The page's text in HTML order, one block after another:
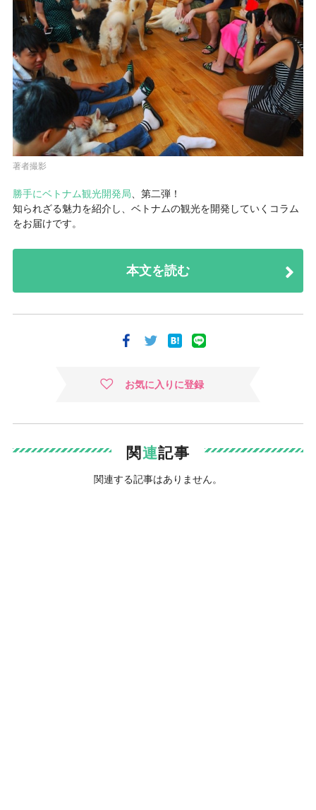
著者撮影
勝手にベトナム観光開発局 、第二弾！
知られざる魅力を紹介し、ベトナムの観光を開発していくコラム
をお届けです。
本文を読む
お気に入りに登録
関連記事
関連する記事はありません。